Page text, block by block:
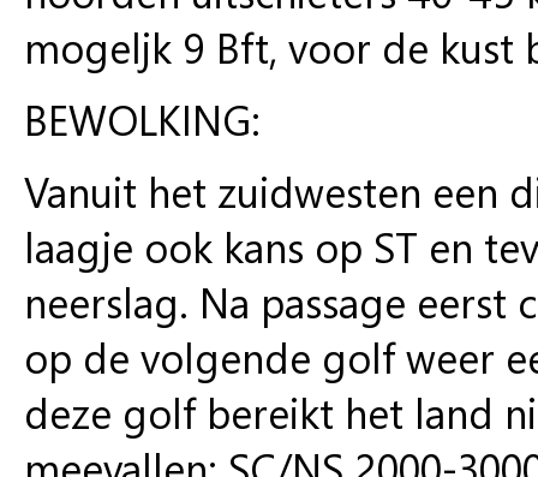
mogeljk 9 Bft, voor de kust
BEWOLKING:
Vanuit het zuidwesten een
laagje ook kans op ST en
neerslag. Na passage
op de volgende golf weer
deze golf bereikt het land